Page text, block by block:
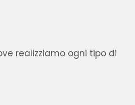
realizziamo ogni tipo di